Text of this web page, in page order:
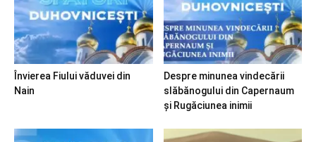
Învierea Fiului văduvei din
Nain
Despre minunea vindecării
slăbănogului din Capernaum
și Rugăciunea inimii